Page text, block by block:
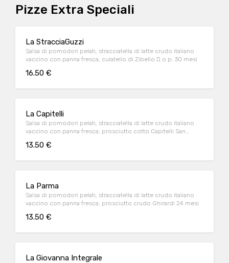
Pizze Extra Speciali
La StracciaGuzzi
Salsa di pomodori pelati, stracciatella di latte crudo italiano
vaccino con panna fresca, culatello di Zibello D.o.p. 30 mesi
16.50 €
La Capitelli
Salsa di pomodori pelati, stracciatella di latte crudo italiano
vaccino con panna fresca, prosciutto cotto Capitelli San
13.50 €
La Parma
Salsa di pomodori pelati, stracciatella di latte crudo italiano
vaccino con panna fresca, prosciutto crudo Ghirardi 24 mesi
13.50 €
La Giovanna Integrale